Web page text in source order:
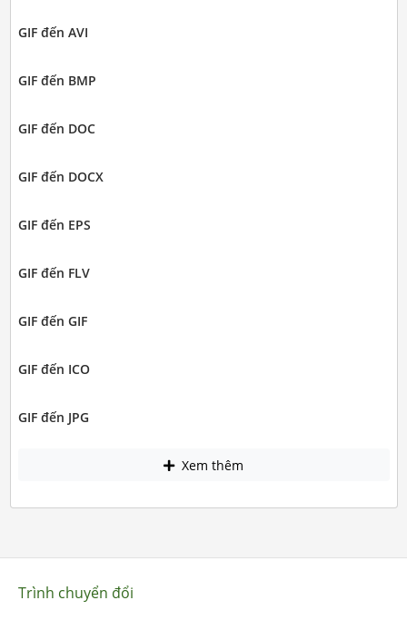
GIF đến AVI
GIF đến BMP
GIF đến DOC
GIF đến DOCX
GIF đến EPS
GIF đến FLV
GIF đến GIF
GIF đến ICO
GIF đến JPG
Xem thêm
Trình chuyển đổi